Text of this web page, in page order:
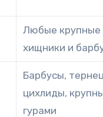
Любые крупные
хищники и
Барбусы,
цихлиды,
гурами